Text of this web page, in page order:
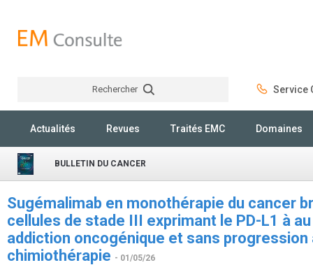
Rechercher Service
Actualités Revues Traités EMC Domaines
BULLETIN DU CANCER
Sugémalimab en monothérapie du cancer
cellules de stade III exprimant le PD-L1 à
addiction oncogénique et sans progression
chimiothérapie - 01/05/26